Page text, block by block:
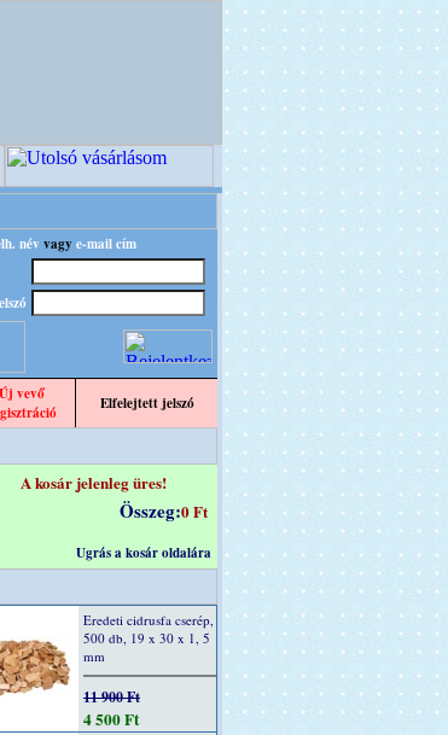
A Kreatív Világ Mestere! +++++++
név vagy e-mail cím
Új vevő
Elfelejtett jelszó
A kosár jelenleg üres!
Összeg:0 Ft
Ugrás a kosár oldalára
Eredeti cidrusfa cserép,
500 db, 19 x 30 x 1, 5
mm
11 900 Ft
4 500 Ft